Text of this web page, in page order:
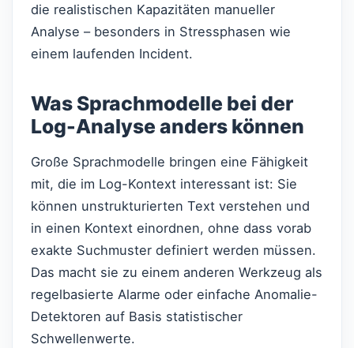
die realistischen Kapazitäten manueller
Analyse – besonders in Stressphasen wie
einem laufenden Incident.
Was Sprachmodelle bei der
Log-Analyse anders können
Große Sprachmodelle bringen eine Fähigkeit
mit, die im Log-Kontext interessant ist: Sie
können unstrukturierten Text verstehen und
in einen Kontext einordnen, ohne dass vorab
exakte Suchmuster definiert werden müssen.
Das macht sie zu einem anderen Werkzeug als
regelbasierte Alarme oder einfache Anomalie-
Detektoren auf Basis statistischer
Schwellenwerte.